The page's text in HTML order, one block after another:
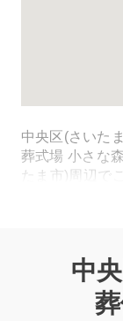
中央区(さいた
葬式場 小さな
たま市) 周辺で
で、そのうち
線「東岩槻駅」
さ
北越谷
中